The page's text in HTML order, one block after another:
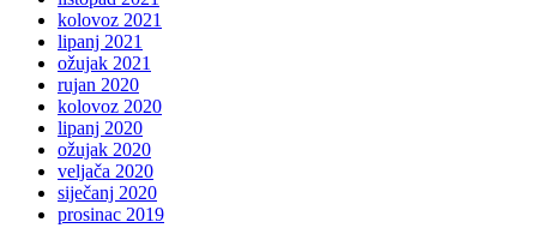
kolovoz 2021
lipanj 2021
ožujak 2021
rujan 2020
kolovoz 2020
lipanj 2020
ožujak 2020
veljača 2020
siječanj 2020
prosinac 2019